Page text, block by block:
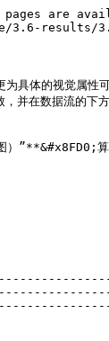
are
3.6-results/
具体的视觉属性
在数据流的下方
”**&#x8FD0;算